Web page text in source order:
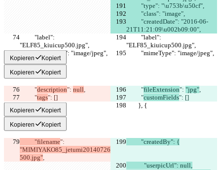
          "type": "\u753b\u50cf",
          "class": "image",
21T11:21:09\u002b09:00",
"ELF85_kiuicup500.jpg",
"ELF85_kiuicup500.jpg",
          "mimeType": "image/jpeg",
          "mimeType": "image/jpeg",
Kopieren Kopiert
Kopieren Kopiert
          "
description": null,
          "
fileExtension": "jpg",
          "
tags": []
          "
customFields": []
        }, {
        }, {
Kopieren Kopiert
Kopieren Kopiert
          "filename
":
"MIMIYAKO85_jetumi20140726
500.jpg",
          "createdBy": {
            "userpicUrl": null,